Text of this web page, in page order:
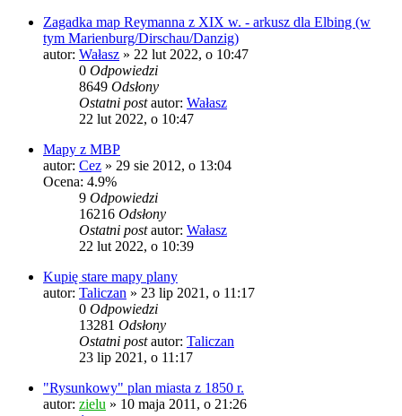
Zagadka map Reymanna z XIX w. - arkusz dla Elbing (w
tym Marienburg/Dirschau/Danzig)
autor: Wałasz » 22 lut 2022, o 10:47
0 Odpowiedzi
8649 Odsłony
Ostatni postautor: Wałasz
22 lut 2022, o 10:47
Mapy z MBP
autor: Cez » 29 sie 2012, o 13:04
Ocena: 4.9%
9 Odpowiedzi
16216 Odsłony
Ostatni postautor: Wałasz
22 lut 2022, o 10:39
Kupię stare mapy plany
autor: Taliczan » 23 lip 2021, o 11:17
0 Odpowiedzi
13281 Odsłony
Ostatni postautor: Taliczan
23 lip 2021, o 11:17
"Rysunkowy" plan miasta z 1850 r.
autor: zielu » 10 maja 2011, o 21:26